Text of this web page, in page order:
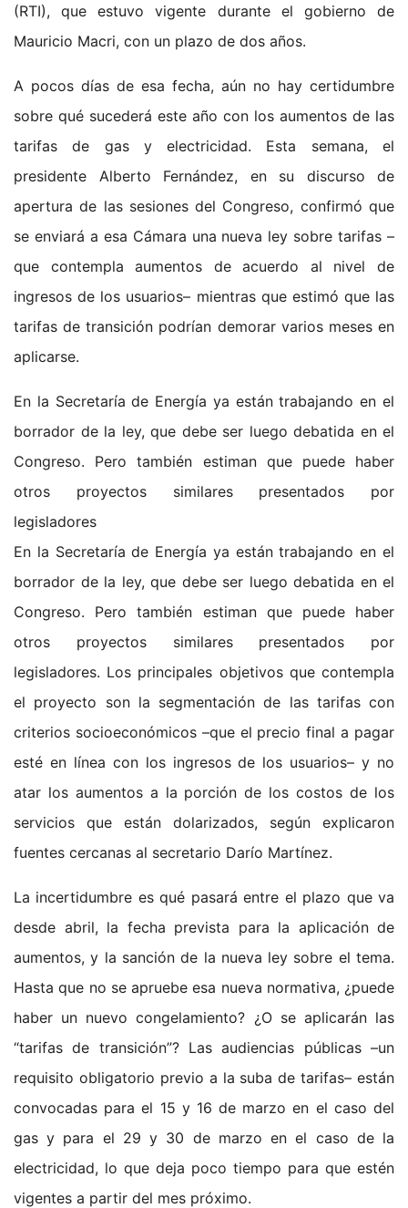
(RTI), que estuvo vigente durante el gobierno de
Mauricio Macri, con un plazo de dos años.
A pocos días de esa fecha, aún no hay certidumbre
sobre qué sucederá este año con los aumentos de las
tarifas de gas y electricidad. Esta semana, el
presidente Alberto Fernández, en su discurso de
apertura de las sesiones del Congreso, confirmó que
se enviará a esa Cámara una nueva ley sobre tarifas –
que contempla aumentos de acuerdo al nivel de
ingresos de los usuarios– mientras que estimó que las
tarifas de transición podrían demorar varios meses en
aplicarse.
En la Secretaría de Energía ya están trabajando en el
borrador de la ley, que debe ser luego debatida en el
Congreso. Pero también estiman que puede haber
otros proyectos similares presentados por
legisladores
En la Secretaría de Energía ya están trabajando en el
borrador de la ley, que debe ser luego debatida en el
Congreso. Pero también estiman que puede haber
otros proyectos similares presentados por
legisladores. Los principales objetivos que contempla
el proyecto son la segmentación de las tarifas con
criterios socioeconómicos –que el precio final a pagar
esté en línea con los ingresos de los usuarios– y no
atar los aumentos a la porción de los costos de los
servicios que están dolarizados, según explicaron
fuentes cercanas al secretario Darío Martínez.
La incertidumbre es qué pasará entre el plazo que va
desde abril, la fecha prevista para la aplicación de
aumentos, y la sanción de la nueva ley sobre el tema.
Hasta que no se apruebe esa nueva normativa, ¿puede
haber un nuevo congelamiento? ¿O se aplicarán las
“tarifas de transición”? Las audiencias públicas –un
requisito obligatorio previo a la suba de tarifas– están
convocadas para el 15 y 16 de marzo en el caso del
gas y para el 29 y 30 de marzo en el caso de la
electricidad, lo que deja poco tiempo para que estén
vigentes a partir del mes próximo.